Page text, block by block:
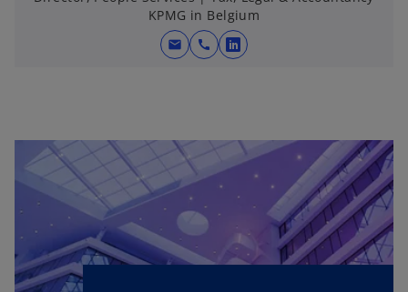
n
e
w
KPMG in Belgium
mail call
o
s
i
n
e